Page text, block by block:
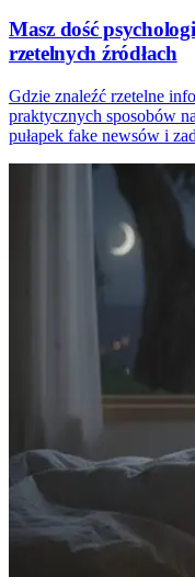
Masz dość
rzetelnych źródłach
Gdzie znaleźć rzetelne
praktycznych sposobów
pułapek fake newsów i